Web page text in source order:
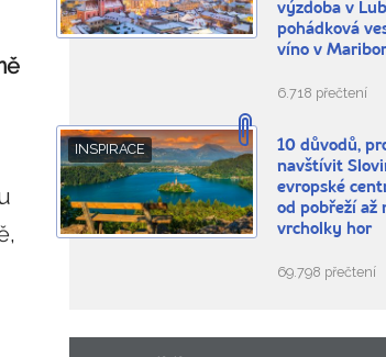
výzdoba v
pohádková
víno v
6.718 přečtení
INSPIRACE
10 důvodů,
navštívit
evropské
od pobřeží až
vrcholky hor
69.798 přečtení